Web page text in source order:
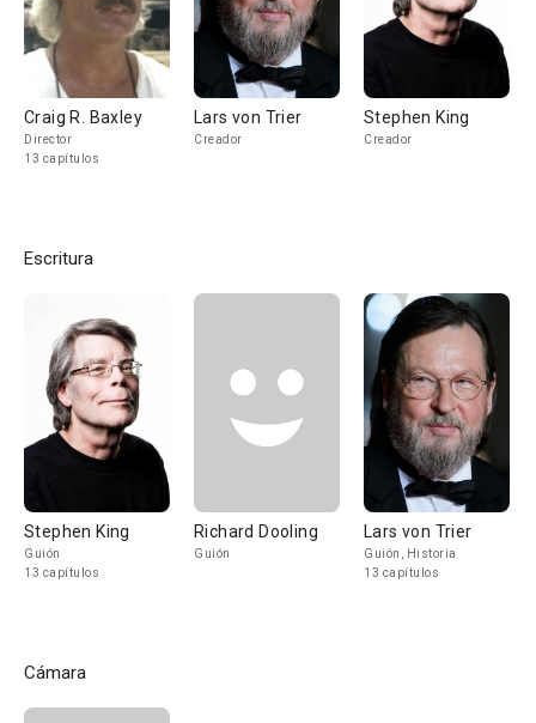
Craig R. Baxley
Director
13 capítulos
Lars von Trier
Creador
Stephen King
Creador
Escritura
Stephen King
Guión
13 capítulos
Richard Dooling
Guión
Lars von Trier
Guión, Historia
13 capítulos
Cámara